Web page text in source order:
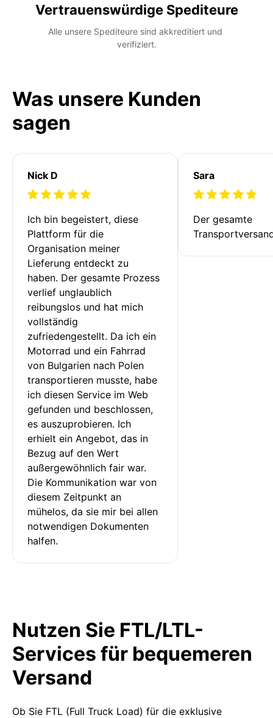
Vertrauenswürdige Spediteure
Alle unsere Spediteure sind akkreditiert und
verifiziert.
Was unsere Kunden
sagen
Nick D
Ich bin begeistert, diese
Plattform für die
Organisation meiner
Lieferung entdeckt zu
haben. Der gesamte Prozess
verlief unglaublich
reibungslos und hat mich
vollständig
zufriedengestellt. Da ich ein
Motorrad und ein Fahrrad
von Bulgarien nach Polen
transportieren musste, habe
ich diesen Service im Web
gefunden und beschlossen,
es auszuprobieren. Ich
erhielt ein Angebot, das in
Bezug auf den Wert
außergewöhnlich fair war.
Die Kommunikation war von
diesem Zeitpunkt an
mühelos, da sie mir bei allen
notwendigen Dokumenten
halfen.
Sara
Der gesamte
Nutzen Sie FTL/LTL-
Services für bequemeren
Versand
Ob Sie FTL (Full Truck Load) für die exklusive